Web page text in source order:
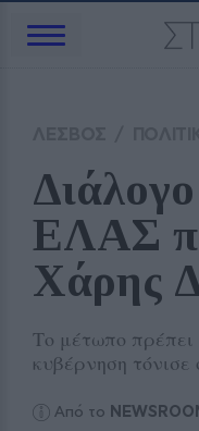
ΕΛΑΣ
Χάρης
Το μέτωπο πρέπει
κυβέρνηση
Από το